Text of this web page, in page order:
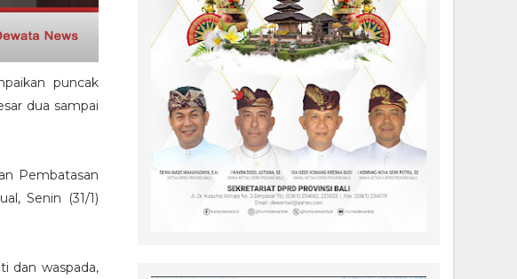
puncak
dua sampai
Pembatasan
Senin (31/1)
dan waspada,